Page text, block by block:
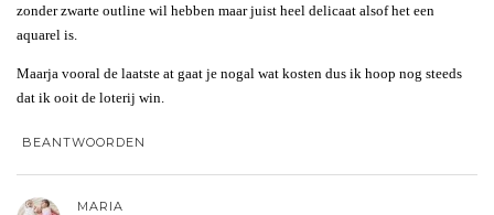
zonder zwarte outline wil hebben maar juist heel delicaat alsof het een
aquarel is.
Maarja vooral de laatste at gaat je nogal wat kosten dus ik hoop nog steeds
dat ik ooit de loterij win.
BEANTWOORDEN
MARIA